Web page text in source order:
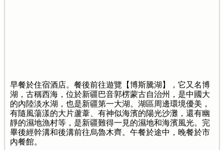
早餐於住宿酒店。餐後前往遊覽【博斯騰湖】，它又名博
湖，古稱西海，位於新疆巴音郭楞蒙古自治州，是中國大
的內陸淡水湖，也是新疆第一大湖。湖區周邊環境優美，
有隨風蕩漾的大片蘆葦、有神似海濱的陽光沙灘，還有幽
靜的濕地漁村等，是新疆難得一見的濕地和海濱風光。完
畢後經幹溝和後溝前往烏魯木齊。午餐於途中，晚餐於市
內餐館。